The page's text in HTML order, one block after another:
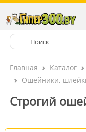
Главная Каталог
Ошейники,
Строгий